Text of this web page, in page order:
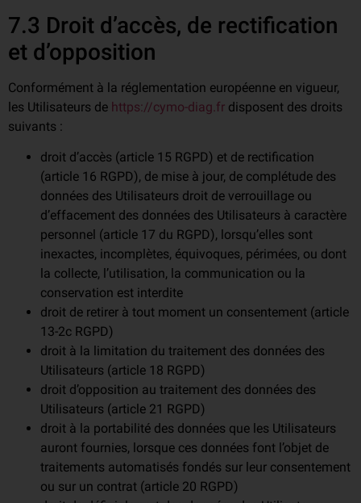
7.3 Droit d’accès, de rectification
et d’opposition
Conformément à la réglementation européenne en vigueur,
les Utilisateurs de https://cymo-diag.fr disposent des droits
suivants :
droit d’accès (article 15 RGPD) et de rectification
(article 16 RGPD), de mise à jour, de complétude des
données des Utilisateurs droit de verrouillage ou
d’effacement des données des Utilisateurs à caractère
personnel (article 17 du RGPD), lorsqu’elles sont
inexactes, incomplètes, équivoques, périmées, ou dont
la collecte, l’utilisation, la communication ou la
conservation est interdite
droit de retirer à tout moment un consentement (article
13-2c RGPD)
droit à la limitation du traitement des données des
Utilisateurs (article 18 RGPD)
droit d’opposition au traitement des données des
Utilisateurs (article 21 RGPD)
droit à la portabilité des données que les Utilisateurs
auront fournies, lorsque ces données font l’objet de
traitements automatisés fondés sur leur consentement
ou sur un contrat (article 20 RGPD)